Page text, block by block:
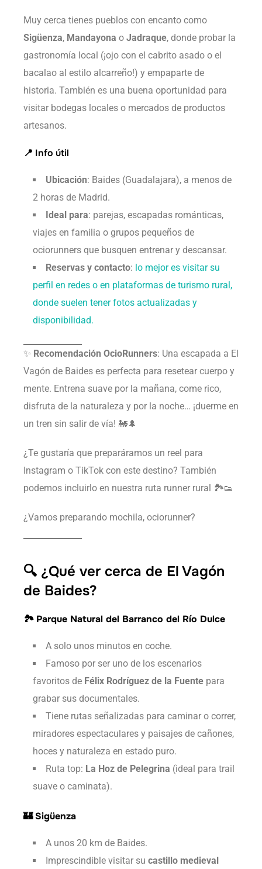
Muy cerca tienes pueblos con encanto como
Sigüenza, Mandayona o Jadraque, donde probar la
gastronomía local (¡ojo con el cabrito asado o el
bacalao al estilo alcarreño!) y empaparte de
historia. También es una buena oportunidad para
visitar bodegas locales o mercados de productos
artesanos.
📍 Info útil
Ubicación: Baides (Guadalajara), a menos de
2 horas de Madrid.
Ideal para: parejas, escapadas románticas,
viajes en familia o grupos pequeños de
ociorunners que busquen entrenar y descansar.
Reservas y contacto: lo mejor es visitar su
perfil en redes o en plataformas de turismo rural,
donde suelen tener fotos actualizadas y
disponibilidad.
✨ Recomendación OcioRunners: Una escapada a El
Vagón de Baides es perfecta para resetear cuerpo y
mente. Entrena suave por la mañana, come rico,
disfruta de la naturaleza y por la noche… ¡duerme en
un tren sin salir de vía! 🚂🌲
¿Te gustaría que preparáramos un reel para
Instagram o TikTok con este destino? También
podemos incluirlo en nuestra ruta runner rural 🏞️👟
¿Vamos preparando mochila, ociorunner?
🔍 ¿Qué ver cerca de El Vagón
de Baides?
🏞️ Parque Natural del Barranco del Río Dulce
A solo unos minutos en coche.
Famoso por ser uno de los escenarios
favoritos de Félix Rodríguez de la Fuente para
grabar sus documentales.
Tiene rutas señalizadas para caminar o correr,
miradores espectaculares y paisajes de cañones,
hoces y naturaleza en estado puro.
Ruta top: La Hoz de Pelegrina (ideal para trail
suave o caminata).
🏰Sigüenza
A unos 20 km de Baides.
Imprescindible visitar su castillo medieval